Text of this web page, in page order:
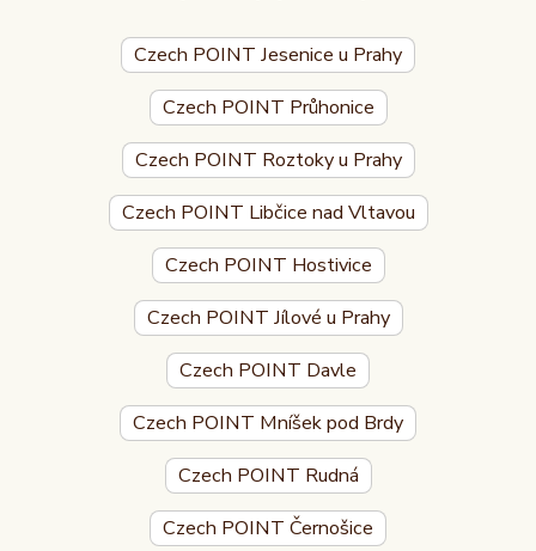
Czech POINT Jesenice u Prahy
Czech POINT Průhonice
Czech POINT Roztoky u Prahy
Czech POINT Libčice nad Vltavou
Czech POINT Hostivice
Czech POINT Jílové u Prahy
Czech POINT Davle
Czech POINT Mníšek pod Brdy
Czech POINT Rudná
Czech POINT Černošice